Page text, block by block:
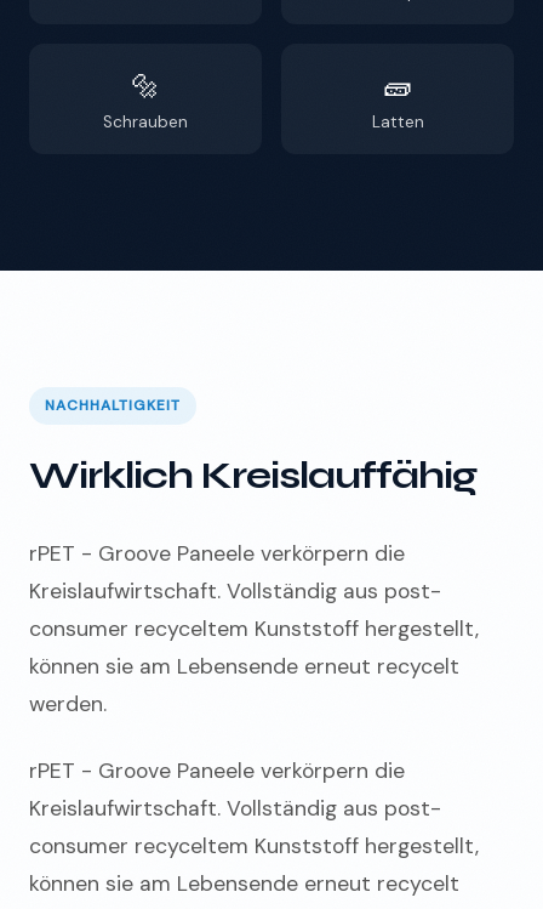
🔩
Schrauben
🧱
Latten
NACHHALTIGKEIT
Wirklich Kreislauffähig
rPET - Groove Paneele verkörpern die
Kreislaufwirtschaft. Vollständig aus post-
consumer recyceltem Kunststoff hergestellt,
können sie am Lebensende erneut recycelt
werden.
rPET - Groove Paneele verkörpern die
Kreislaufwirtschaft. Vollständig aus post-
consumer recyceltem Kunststoff hergestellt,
können sie am Lebensende erneut recycelt